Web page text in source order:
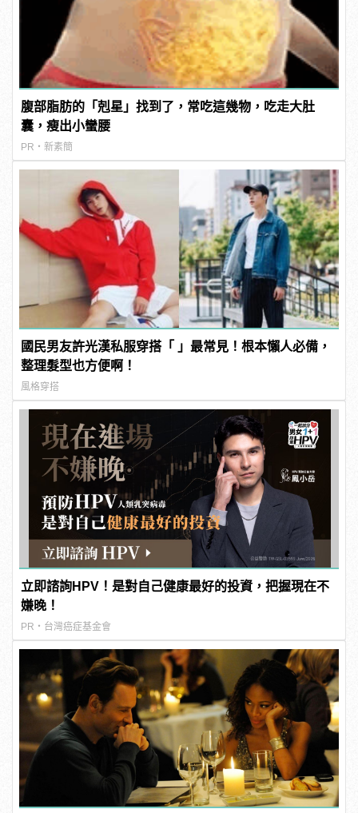
腹部脂肪的「剋星」找到了，常吃這幾物，吃走大肚
囊，瘦出小蠻腰
PR・新素簡
國民男友許光漢私服穿搭「 」最常見！根本懶人必備，
整理髮型也方便啊！
風格穿搭
立即諮詢HPV！是對自己健康最好的投資，把握現在不
嫌晚！
PR・台灣癌症基金會